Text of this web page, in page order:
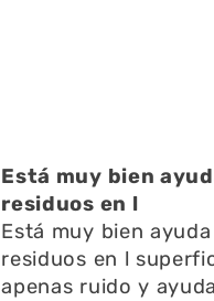
Una atención muy
Una atención muy
y respondieron
preguntas y
fue rápido y el